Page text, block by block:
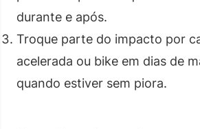
durante e após.
Troque parte do impacto por
acelerada ou bike em dias de
quando estiver sem piora.